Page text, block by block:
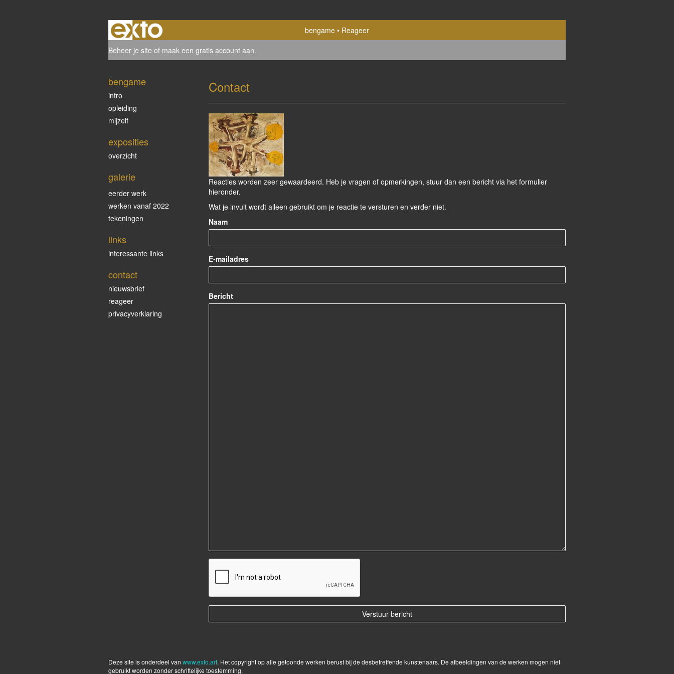
bengame
Reageer
Beheer je site of maak een gratis account aan.
Contact
Reacties worden zeer gewaardeerd. Heb je vragen of opmerkingen, stuur dan een bericht via het formulier
hieronder.
Wat je invult wordt alleen gebruikt om je reactie te versturen en verder niet.
Naam
E-mailadres
Bericht
bengame
intro
opleiding
mijzelf
exposities
overzicht
galerie
eerder werk
werken vanaf 2022
tekeningen
links
interessante links
contact
nieuwsbrief
reageer
privacyverklaring
Deze site is onderdeel van www.exto.art. Het copyright op alle getoonde werken berust bij de desbetreffende kunstenaars. De afbeeldingen van de werken mogen niet
gebruikt worden zonder schriftelijke toestemming.